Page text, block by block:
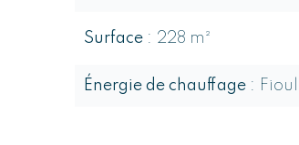
Surface 228 m²
Énergie de chauffage